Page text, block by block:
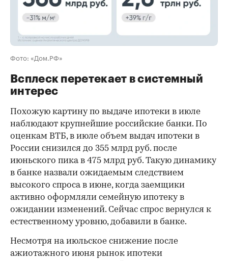
Фото: «Дом.РФ»
Всплеск перетекает в системный
интерес
Похожую картину по выдаче ипотеки в июле
наблюдают крупнейшие российские банки. По
оценкам ВТБ, в июле объем выдач ипотеки в
России снизился до 355 млрд руб. после
июньского пика в 475 млрд руб. Такую динамику
в банке назвали ожидаемым следствием
высокого спроса в июне, когда заемщики
активно оформляли семейную ипотеку в
ожидании изменений. Сейчас спрос вернулся к
естественному уровню, добавили в банке.
Несмотря на июльское снижение после
ажиотажного июня рынок ипотеки